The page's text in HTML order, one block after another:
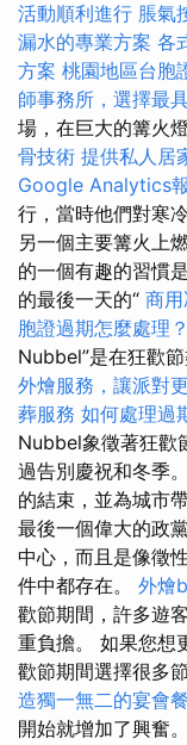
活動順利進行 脹氣
漏水的專業方案 各
方案 桃園地區台胞
師事務所，選擇最
場，在巨大的篝火
骨技術 提供私人居
Google Analytics
行，當時他們對寒
另一個主要篝火上
的一個有趣的習慣
的最後一天的“ 商
胞證過期怎麼處理？
Nubbel”是在狂歡
外燴服務，讓派對
葬服務 如何處理過
Nubbel象徵著狂歡
過告別慶祝和冬季。
的結束，並為城市
最後一個偉大的政
中心，而且是像徵
件中都存在。 外燴
歡節期間，許多遊
重負擔。 如果您想
歡節期間選擇很多
造獨一無二的宴會
開始就增加了興奮。